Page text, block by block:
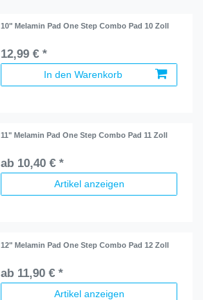
10" Melamin Pad One Step Combo Pad 10 Zoll
12,99 € *
In den Warenkorb
11" Melamin Pad One Step Combo Pad 11 Zoll
ab 10,40 € *
Artikel anzeigen
12" Melamin Pad One Step Combo Pad 12 Zoll
ab 11,90 € *
Artikel anzeigen